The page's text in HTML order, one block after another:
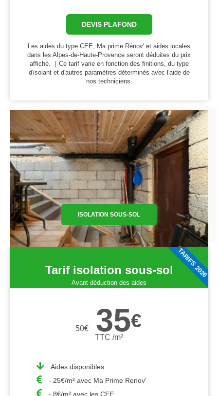
DEVIS PLAFOND
Les aides du type CEE, Ma prime Rénov' et aides locales
dans les Alpes-de-Haute-Provence seront déduites du prix
affiché. ｜Ce tarif varie en fonction des finitions, du type
d'isolant et d'autres paramètres déterminés avec l'aide de
nos techniciens.
ISOLATION SOUS-SOL
Tarif isolation sous-sol
Avant déduction des aides
50€ 35€
TTC /m²
Aides disponibles
- 25€/m² avec Ma Prime Renov'
- 8€/m² avec les CEE
TARIFS 2026